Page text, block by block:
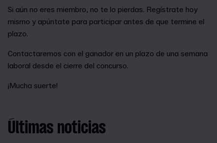
Si aún no eres miembro, no te lo pierdas. Regístrate hoy
mismo y apúntate para participar antes de que termine el
plazo.
Contactaremos con el ganador en un plazo de una semana
laboral desde el cierre del concurso.
¡Mucha suerte!
Últimas noticias